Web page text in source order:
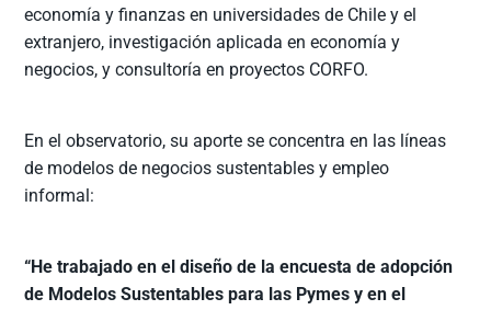
economía y finanzas en universidades de Chile y el
extranjero, investigación aplicada en economía y
negocios, y consultoría en proyectos CORFO.
En el observatorio, su aporte se concentra en las líneas
de modelos de negocios sustentables y empleo
informal:
“He trabajado en el diseño de la encuesta de adopción
de Modelos Sustentables para las Pymes y en el